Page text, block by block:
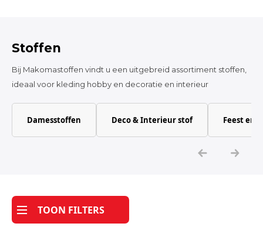
Katoen
Tijdpakker stof
Stoffen
Bij Makomastoffen vindt u een uitgebreid assortiment stoffen,
ideaal voor kleding hobby en decoratie en interieur
Damesstoffen Deco & Interieur stof Feest en
TOON FILTERS